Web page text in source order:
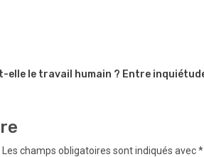
elle le travail humain ? Entre
Les champs obligatoires sont indiqués avec*